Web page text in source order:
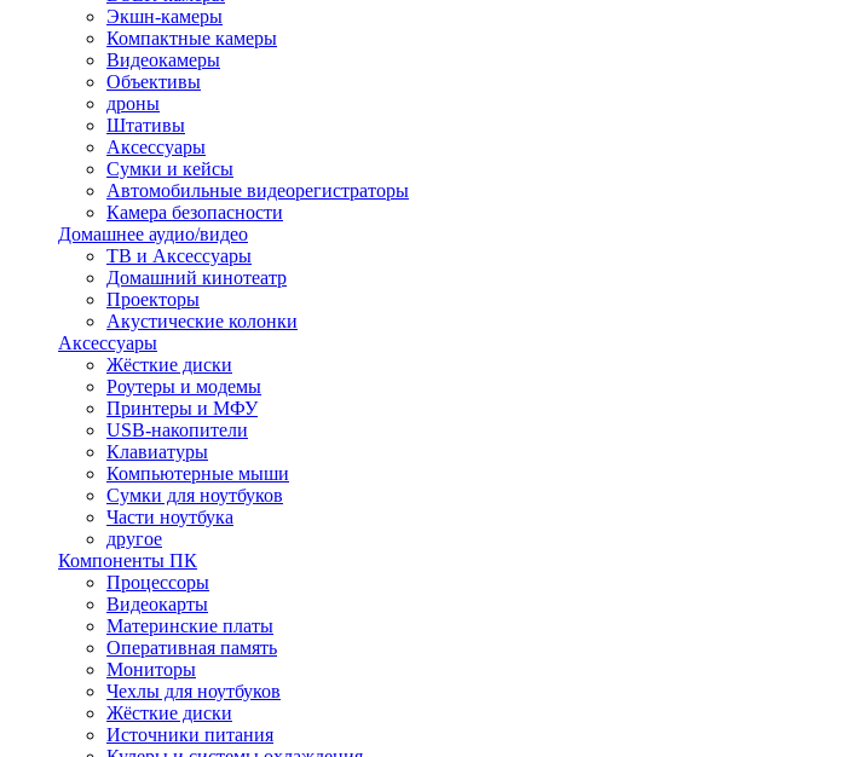
Экшн-камеры
Компактные камеры
Видеокамеры
Объективы
дроны
Штативы
Аксессуары
Сумки и кейсы
Автомобильные видеорегистраторы
Камера безопасности
Домашнее аудио/видео
ТВ и Аксессуары
Домашний кинотеатр
Проекторы
Акустические колонки
Аксессуары
Жёсткие диски
Роутеры и модемы
Принтеры и МФУ
USB-накопители
Клавиатуры
Компьютерные мыши
Сумки для ноутбуков
Части ноутбука
другое
Компоненты ПК
Процессоры
Видеокарты
Материнские платы
Оперативная память
Мониторы
Чехлы для ноутбуков
Жёсткие диски
Источники питания